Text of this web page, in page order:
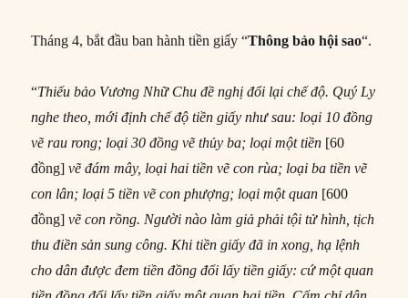
Tháng 4, bắt đầu ban hành tiền giấy “Thông bảo hội sao“.
“Thiếu bảo Vương Nhữ Chu đề nghị đổi lại chế độ. Quý Ly
nghe theo, mới định chế độ tiền giấy như sau: loại 10 đồng
vẽ rau rong; loại 30 đồng vẽ thủy ba; loại một tiền [60
đồng] vẽ đám mây, loại hai tiền vẽ con rùa; loại ba tiền vẽ
con lân; loại 5 tiền vẽ con phượng; loại một quan [600
đồng] vẽ con rồng. Người nào làm giả phải tội tử hình, tịch
thu điền sản sung công. Khi tiền giấy đã in xong, hạ lệnh
cho dân được đem tiền đồng đổi lấy tiền giấy: cứ một quan